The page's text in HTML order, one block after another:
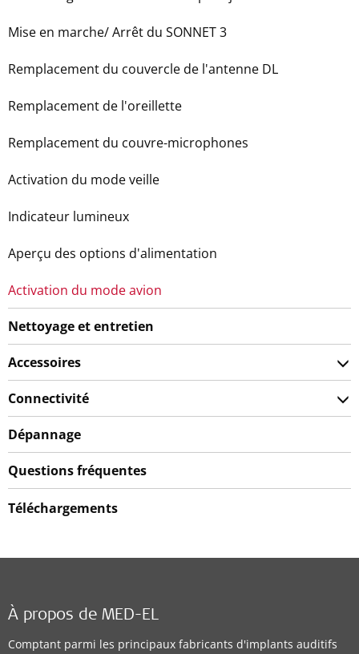
Mise en marche/ Arrêt du SONNET 3
Remplacement du couvercle de l'antenne DL
Remplacement de l'oreillette
Remplacement du couvre-microphones
Activation du mode veille
Indicateur lumineux
Aperçu des options d'alimentation
Activation du mode avion
Nettoyage et entretien
Accessoires
Connectivité
Dépannage
Questions fréquentes
Téléchargements
À propos de MED-EL
Comptant parmi les principaux fabricants d'implants auditifs